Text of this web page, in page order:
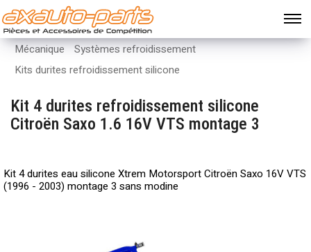
Mécanique
Systèmes refroidissement
Kits durites refroidissement silicone
Kit 4 durites refroidissement silicone
Citroën Saxo 1.6 16V VTS montage 3
Kit 4 durites eau silicone Xtrem Motorsport Citroën Saxo 16V VTS
(1996 - 2003) montage 3 sans modine